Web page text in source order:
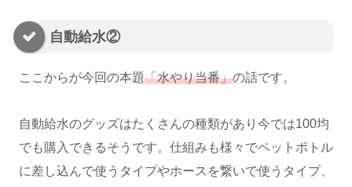
自動給水②
ここからが今回の本題「水やり当番」の話です。
自動給水のグッズはたくさんの種類があり今では100均
でも購入できるそうです。仕組みも様々でペットボトル
に差し込んで使うタイプやホースを繋いで使うタイプ、